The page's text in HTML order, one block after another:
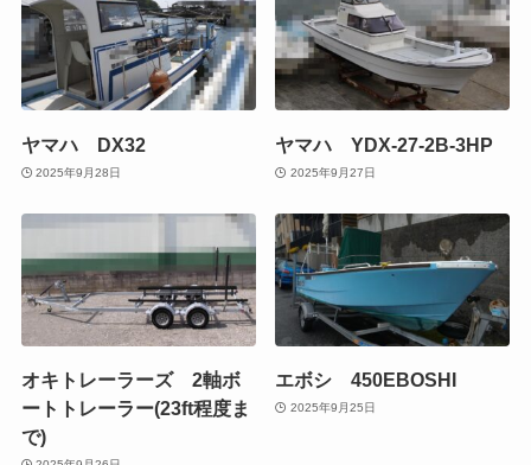
ヤマハ DX32
2025年9月28日
ヤマハ YDX-27-2B-3HP
2025年9月27日
オキトレーラーズ 2軸ボ
ートトレーラー(23ft程度ま
で)
エボシ 450EBOSHI
2025年9月25日